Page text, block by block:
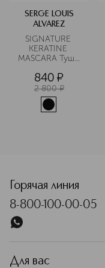
SERGE LOUIS
ALVAREZ
SIGNATURE
KERATINE
MASCARA Тушь
кератином
водостойкая
840 ¤
2 800 ¤
Горячая линия
8-800-100-00-05
Для вас